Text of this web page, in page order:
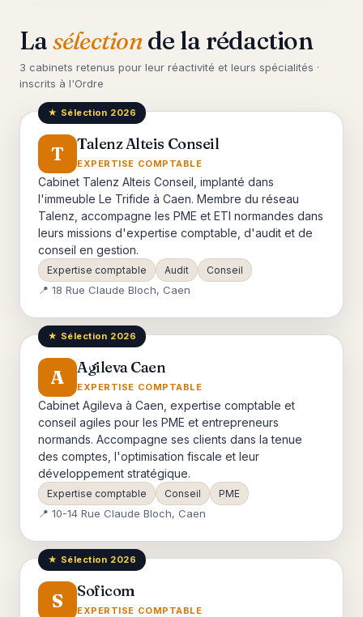
Lasélection de la rédaction
3 cabinets retenus pour leur réactivité et leurs spécialités ·
inscrits à l'Ordre
★ Sélection 2026
T Talenz Alteis Conseil
EXPERTISE COMPTABLE
Cabinet Talenz Alteis Conseil, implanté dans
l'immeuble Le Trifide à Caen. Membre du réseau
Talenz, accompagne les PME et ETI normandes dans
leurs missions d'expertise comptable, d'audit et de
conseil en gestion.
Expertise comptable Audit Conseil
📍 18 Rue Claude Bloch, Caen
★ Sélection 2026
A Agileva Caen
EXPERTISE COMPTABLE
Cabinet Agileva à Caen, expertise comptable et
conseil agiles pour les PME et entrepreneurs
normands. Accompagne ses clients dans la tenue
des comptes, l'optimisation fiscale et leur
développement stratégique.
Expertise comptable Conseil PME
📍 10-14 Rue Claude Bloch, Caen
★ Sélection 2026
S Soficom
EXPERTISE COMPTABLE